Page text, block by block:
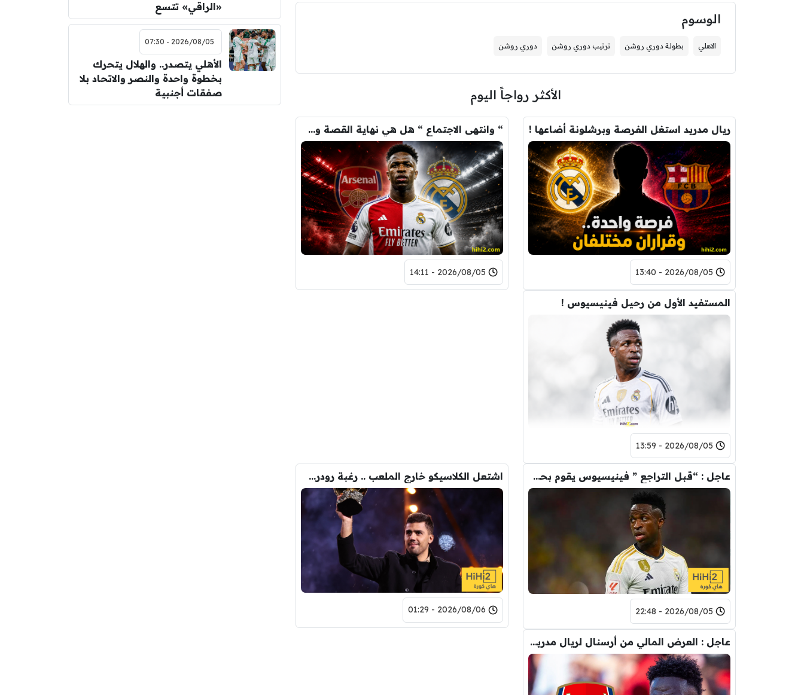
الوسوم
الاهلي بطولة دوري روشن ترتيب دوري روشن دوري روشن
الأكثر رواجاً اليوم
ريال مدريد استغل الفرصة وبرشلونة أضاعها !
2026/08/05 - 13:40
“ وانتهى الاجتماع “ هل هي نهاية القصة وسيرحل فينيسيوس …؟!
2026/08/05 - 14:11
المستفيد الأول من رحيل فينيسيوس !
2026/08/05 - 13:59
عاجل : “قبل التراجع ” فينيسيوس يقوم بحذف كل صوره مع ريال مدريد
2026/08/05 - 22:48
اشتعل الكلاسيكو خارج الملعب .. رغبة رودري تصدم ريال مدريد
2026/08/06 - 01:29
عاجل : العرض المالي من أرسنال لريال مدريد من أجل شراء فينيسيوس جونيور
«الراقي» تتسع
2026/08/05 - 07:30
الأهلي يتصدر.. والهلال يتحرك
بخطوة واحدة والنصر والاتحاد بلا
صفقات أجنبية